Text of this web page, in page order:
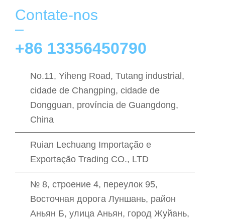
Contate-nos
+86 13356450790
No.11, Yiheng Road, Tutang industrial,
cidade de Changping, cidade de
Dongguan, província de Guangdong,
China
Ruian Lechuang Importação e
Exportação Trading CO., LTD
№ 8, строение 4, переулок 95,
Восточная дорога Луншань, район
Аньян Б, улица Аньян, город Жуйань,